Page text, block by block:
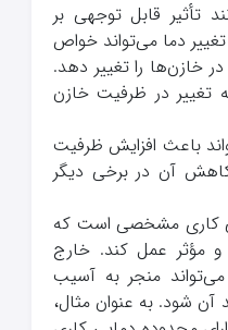
تأثیر قابل توجهی بر
دما می‌تواند خواص
خازن‌ها را تغییر دهد.
تغییر در ظرفیت خازن
باعث افزایش ظرفیت
آن در برخی دیگر
کاری مشخصی است که
و مؤثر عمل کند. خارج
منجر به آسیب
شود. به عنوان مثال،